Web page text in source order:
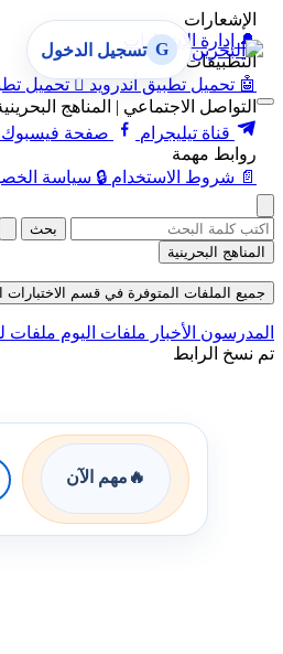
الإشعارات
🔔 إدارة الإشعارات
التطبيقات
🤖 تحميل تطبيق أندرويد  تحميل
التواصل الاجتماعي | المناهج
قناة تيليجرام
صفحة فيسبوك
روابط مهمة
📄 شروط الاستخدام 🔒 سياسة
G تسجيل الدخول
بحث
المناهج البحرينية
جميع الملفات المتوفرة في قسم الاختبارات
المدرسون الأخبار ملفات اليوم ملفات
تم نسخ الرابط
🔥 مهم الآن